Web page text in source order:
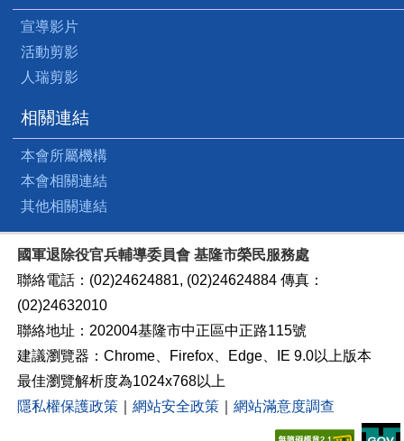
宣導影片
活動剪影
人瑞剪影
相關連結
本會所屬機構
本會相關連結
其他相關連結
國軍退除役官兵輔導委員會 基隆市榮民服務處
聯絡電話：(02)24624881, (02)24624884 傳真：
(02)24632010
聯絡地址：202004基隆市中正區中正路115號
建議瀏覽器：Chrome、Firefox、Edge、IE 9.0以上版本
最佳瀏覽解析度為1024x768以上
隱私權保護政策｜ 網站安全政策｜ 網站滿意度調查